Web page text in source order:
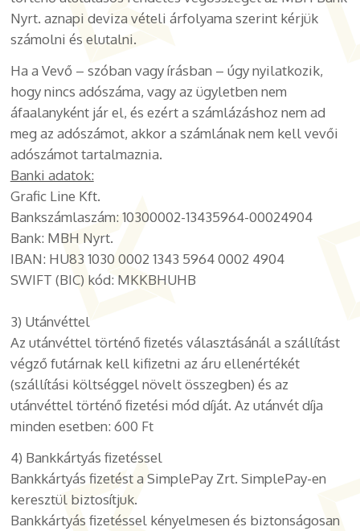
Nyrt. aznapi deviza vételi árfolyama szerint kérjük
számolni és elutalni.
Ha a Vevő – szóban vagy írásban – úgy nyilatkozik,
hogy nincs adószáma, vagy az ügyletben nem
áfaalanyként jár el, és ezért a számlázáshoz nem ad
meg az adószámot, akkor a számlának nem kell vevői
adószámot tartalmaznia.
Banki adatok:
Grafic Line Kft.
Bankszámlaszám: 10300002-13435964-00024904
Bank: MBH Nyrt.
IBAN: HU83 1030 0002 1343 5964 0002 4904
SWIFT (BIC) kód: MKKBHUHB
3) Utánvéttel
Az utánvéttel történő fizetés választásánál a szállítást
végző futárnak kell kifizetni az áru ellenértékét
(szállítási költséggel növelt összegben) és az
utánvéttel történő fizetési mód díját. Az utánvét díja
minden esetben: 600 Ft
4) Bankkártyás fizetéssel
Bankkártyás fizetést a SimplePay Zrt. SimplePay-en
keresztül biztosítjuk.
Bankkártyás fizetéssel kényelmesen és biztonságosan